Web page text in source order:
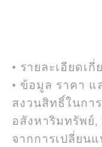
• รายละเอียดเ
• ข้อมูล ราคา แ
สงวนสิทธิ์ในกา
อสังหาริมทรัพย์
จากการเปลี่ยน